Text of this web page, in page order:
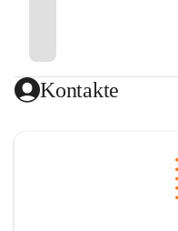
Kontakte